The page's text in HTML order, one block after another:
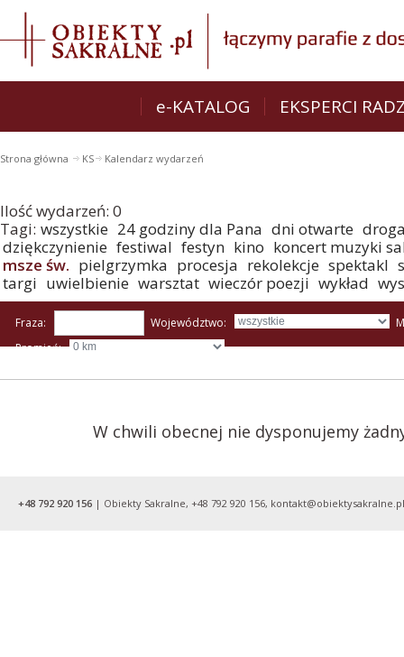
e-KATALOG EKSPERCI
Strona główna KS Kalendarz wydarzeń
Ilość wydarzeń: 0
Tagi: wszystkie 24 godziny dla Pana dni otwarte
dziękczynienie festiwal festyn kino koncert muzyki
msze św. pielgrzymka procesja rekolekcje spektakl
targi uwielbienie warsztat wieczór poezji wykład
Fraza: Województwo:
Promień:
W chwili obecnej nie dysponujemy
+48 792 920 156 | Obiekty Sakralne, +48 792 920 156,